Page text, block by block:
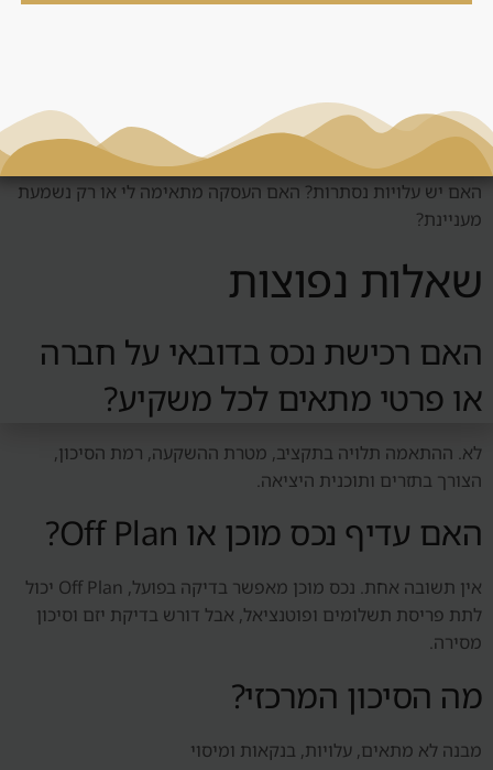
לפני החלטה סביב חברה מול פרטי, צריך לשאול: מי השוכר
הטבעי? האם יש ביקוש אמיתי? כמה עולה לנהל את הנכס? מה
קורה אם השוק יורד? האם אפשר למכור? האם המחיר תחרותי?
האם יש עלויות נסתרות? האם העסקה מתאימה לי או רק נשמעת
מעניינת?
שאלות נפוצות
האם רכישת נכס בדובאי על חברה
או פרטי מתאים לכל משקיע?
לא. ההתאמה תלויה בתקציב, מטרת ההשקעה, רמת הסיכון,
הצורך בתזרים ותוכנית היציאה.
האם עדיף נכס מוכן או Off Plan?
אין תשובה אחת. נכס מוכן מאפשר בדיקה בפועל, Off Plan יכול
לתת פריסת תשלומים ופוטנציאל, אבל דורש בדיקת יזם וסיכון
מסירה.
מה הסיכון המרכזי?
מבנה לא מתאים, עלויות, בנקאות ומיסוי